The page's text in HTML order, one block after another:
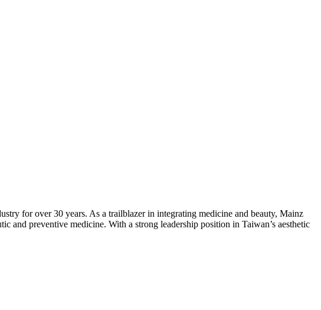
for over 30 years. As a trailblazer in integrating medicine and beauty, Mainz
and preventive medicine. With a strong leadership position in Taiwan’s aesthetic